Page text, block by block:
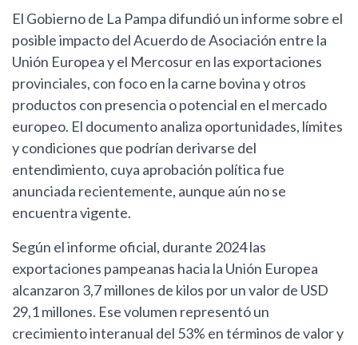
El Gobierno de La Pampa difundió un informe sobre el
posible impacto del Acuerdo de Asociación entre la
Unión Europea y el Mercosur en las exportaciones
provinciales, con foco en la carne bovina y otros
productos con presencia o potencial en el mercado
europeo. El documento analiza oportunidades, límites
y condiciones que podrían derivarse del
entendimiento, cuya aprobación política fue
anunciada recientemente, aunque aún no se
encuentra vigente.
Según el informe oficial, durante 2024 las
exportaciones pampeanas hacia la Unión Europea
alcanzaron 3,7 millones de kilos por un valor de USD
29,1 millones. Ese volumen representó un
crecimiento interanual del 53% en términos de valor y